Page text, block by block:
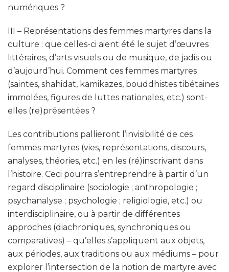
numériques ?
III – Représentations des femmes martyres dans la
culture : que celles-ci aient été le sujet d’œuvres
littéraires, d’arts visuels ou de musique, de jadis ou
d’aujourd’hui. Comment ces femmes martyres
(saintes, shahidat, kamikazes, bouddhistes tibétaines
immolées, figures de luttes nationales, etc.) sont-
elles (re)présentées ?
Les contributions pallieront l’invisibilité de ces
femmes martyres (vies, représentations, discours,
analyses, théories, etc.) en les (ré)inscrivant dans
l’histoire. Ceci pourra s’entreprendre à partir d’un
regard disciplinaire (sociologie ; anthropologie ;
psychanalyse ; psychologie ; religiologie, etc.) ou
interdisciplinaire, ou à partir de différentes
approches (diachroniques, synchroniques ou
comparatives) – qu’elles s’appliquent aux objets,
aux périodes, aux traditions ou aux médiums – pour
explorer l’intersection de la notion de martyre avec